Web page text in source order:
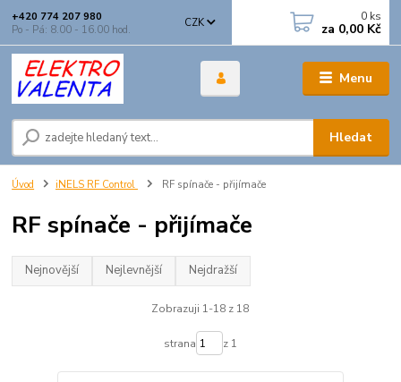
Menu
CZK
Hledat
+420 774 207 980
Po - Pá: 8.00 - 16.00 hod.
0 ks
za 0,00 Kč
Úvod iNELS RF Control RF spínače - přijímače
RF spínače - přijímače
Nejnovější Nejlevnější Nejdražší
Zobrazuji 1-18 z 18
strana z 1